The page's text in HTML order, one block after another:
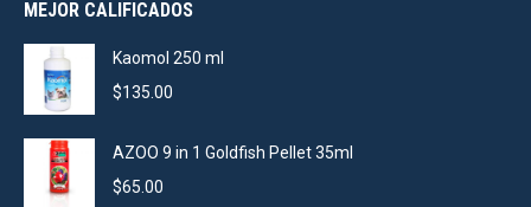
$105.00.
MEJOR CALIFICADOS
Kaomol 250 ml
$135.00
AZOO 9 in 1 Goldfish Pellet 35ml
$65.00